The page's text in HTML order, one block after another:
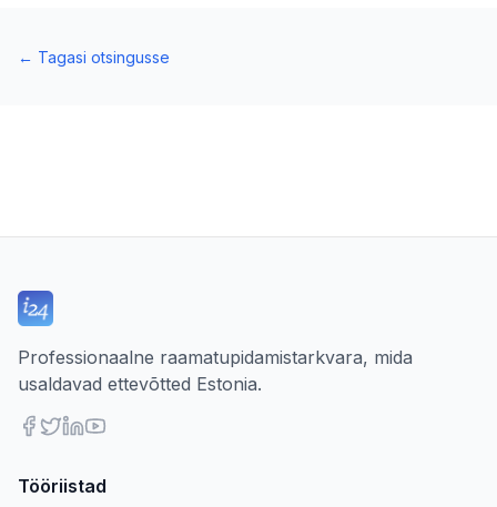
← Tagasi otsingusse
Professionaalne raamatupidamistarkvara, mida
usaldavad ettevõtted Estonia.
Tööriistad